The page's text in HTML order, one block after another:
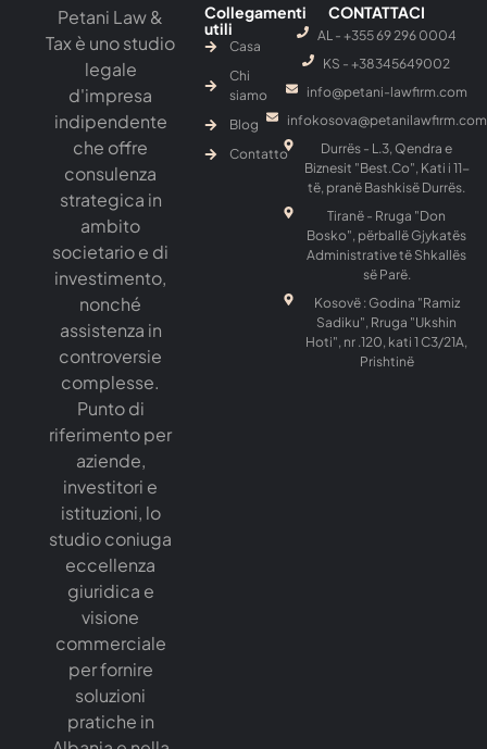
Petani Law &
Tax è uno studio
legale
d'impresa
indipendente
che offre
consulenza
strategica in
ambito
societario e di
investimento,
nonché
assistenza in
controversie
complesse.
Punto di
riferimento per
aziende,
investitori e
istituzioni, lo
studio coniuga
eccellenza
giuridica e
visione
commerciale
per fornire
soluzioni
pratiche in
Collegamenti
utili
Casa
Chi
siamo
Blog
Contatto
CONTATTACI
AL - +355 69 296 0004
KS - ‎+38345649002
info@petani-lawfirm.com
infokosova@petanilawfirm.com
Durrës - L.3, Qendra e
Biznesit "Best.Co", Kati i 11-
të, pranë Bashkisë Durrës.
Tiranë - Rruga "Don
Bosko", përballë Gjykatës
Administrative të Shkallës
së Parë.
Kosovë : Godina "Ramiz
Sadiku", Rruga "Ukshin
Hoti", nr .120, kati 1 C3/21A,
Prishtinë